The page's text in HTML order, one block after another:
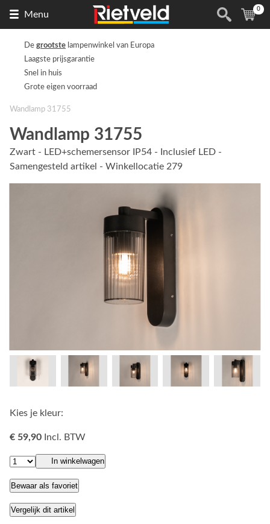
Menu
de
(
0
De grootste lampenwinkel van Europa
Laagste prijsgarantie
Snel in huis
Grote eigen voorraad
Wandlamp 31755
Wandlamp 31755
Zwart - LED+schemersensor IP54 - Inclusief LED -
Samengesteld artikel - Winkellocatie 279
Kies je kleur:
€ 59,90 Incl. BTW
In winkelwagen
Bewaar als favoriet
Vergelijk dit artikel